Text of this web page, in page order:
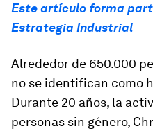
Este artículo forma
Estrategia Industrial
Alrededor de 650.000
no se identifican como
Durante 20 años, la
personas sin género,